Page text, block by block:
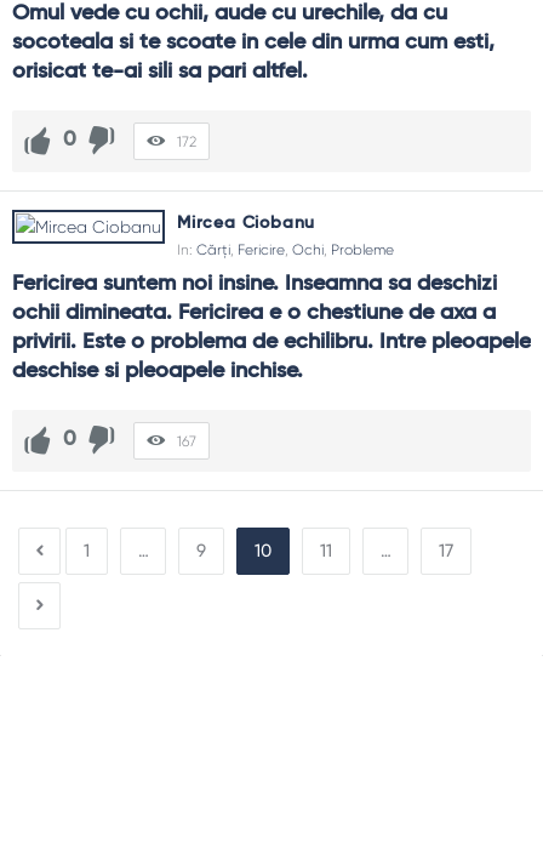
Omul vede cu ochii, aude cu urechile, da cu
socoteala si te scoate in cele din urma cum esti,
orisicat te-ai sili sa pari altfel.
0 172
Mircea Ciobanu
In: Cărți Fericire Ochi Probleme
Fericirea suntem noi insine. Inseamna sa deschizi
ochii dimineata. Fericirea e o chestiune de axa a
privirii. Este o problema de echilibru. Intre pleoapele
deschise si pleoapele inchise.
0 167
1 … 9 10 11 … 17